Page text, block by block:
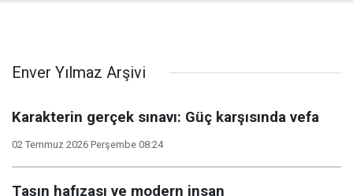
Enver Yılmaz Arşivi
Karakterin gerçek sınavı: Güç karşısında vefa
02 Temmuz 2026 Perşembe 08:24
Taşın hafızası ve modern insan